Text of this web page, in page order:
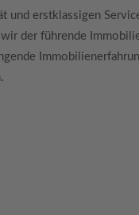
erstklassigen
der führende